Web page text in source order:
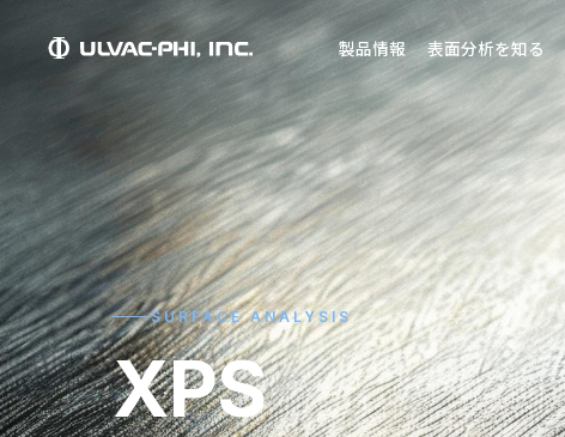
製品情報 表面分析を知る
SURFACE ANALYSIS
XPS